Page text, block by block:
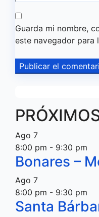
Guarda mi nombre,
este navegador para
Ago 7
8:00 pm - 9:30 pm
Bonares –
Ago 7
8:00 pm - 9:30 pm
Santa